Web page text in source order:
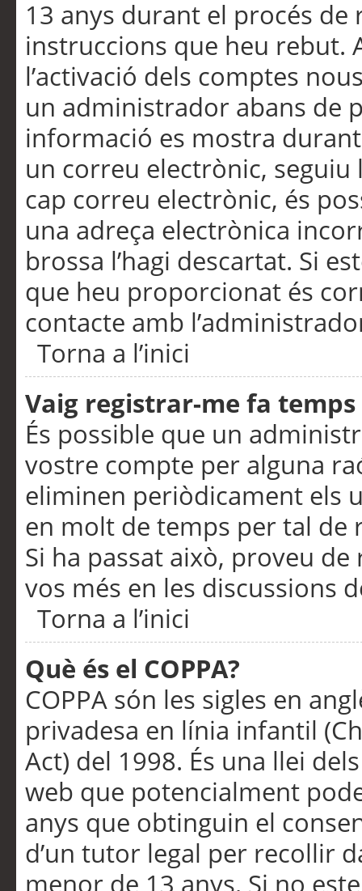
13 anys durant el procés de
instruccions que heu rebut.
l’activació dels comptes
un administrador abans de
informació es mostra
un correu electrònic,
cap correu electrònic, és
una adreça electrònica
brossa l’hagi descartat. Si
que heu proporcionat és
contacte amb
Torna a l’inici
Vaig registrar-me fa
És possible que un
vostre compte per alguna
eliminen periòdicament els
en molt de temps per tal de
Si ha passat això, proveu
vos més en les discussions
Torna a l’inici
Què és el COPPA?
COPPA són les sigles en
privadesa en línia infantil
Act) del 1998. És una llei
web que potencialment
anys que obtinguin el
d’un tutor legal per recollir
menor de 13 anys. Si no